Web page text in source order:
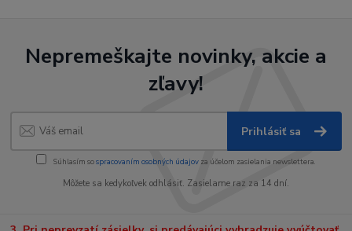
Nepremeškajte novinky, akcie a
zľavy!
Prihlásiť sa
Súhlasím sospracovaním osobných údajov za účelom zasielania newslettera.
Môžete sa kedykoľvek odhlásiť. Zasielame raz za 14 dní.